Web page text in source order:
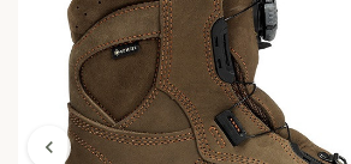
chevron_left